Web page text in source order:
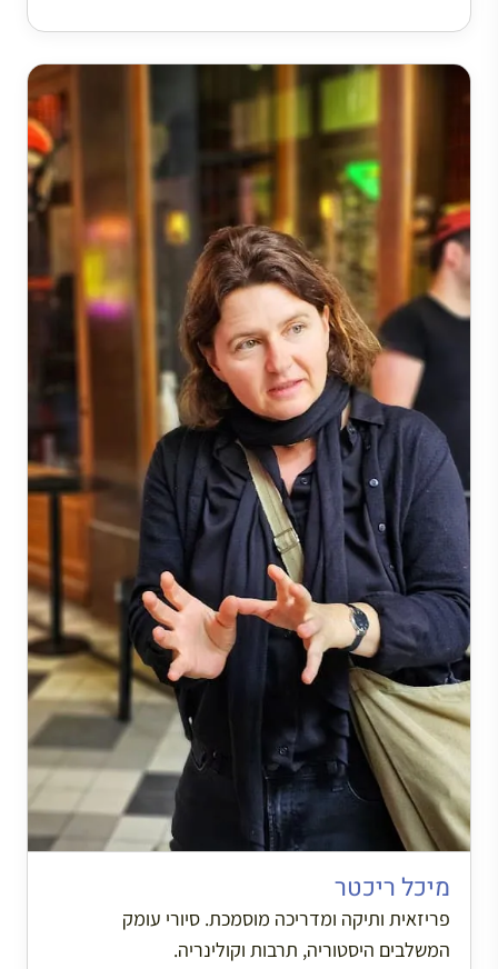
מיכל ריכטר
פריזאית ותיקה ומדריכה מוסמכת. סיורי עומק
המשלבים היסטוריה, תרבות וקולינריה.